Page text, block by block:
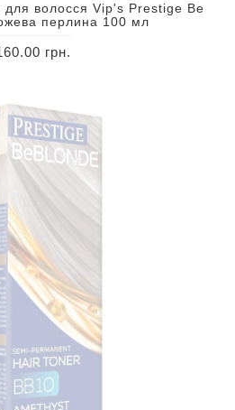
для волосся Vip's Prestige Be
перлина 100 мл
грн.